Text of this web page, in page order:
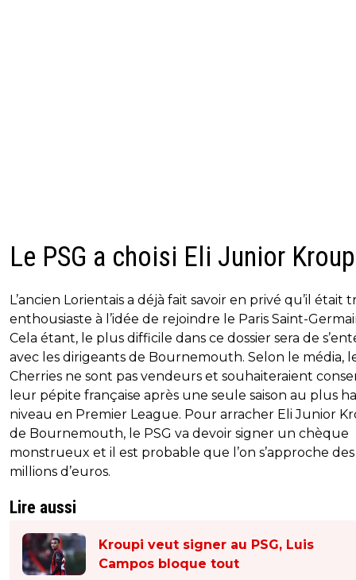
Le PSG a choisi Eli Junior
L’ancien Lorientais a déjà fait savoir en privé qu’il était
enthousiaste à l’idée de rejoindre le Paris Saint-
Cela étant, le plus difficile dans ce dossier sera de
avec les dirigeants de Bournemouth. Selon le média,
Cherries ne sont pas vendeurs et souhaiteraient
leur pépite française après une seule saison au plus
niveau en Premier League. Pour arracher Eli Junior
de Bournemouth, le PSG va devoir signer un chèque
monstrueux et il est probable que l’on s’approche des
millions d’euros.
Lire aussi
Kroupi veut signer au PSG, Luis
Campos bloque tout